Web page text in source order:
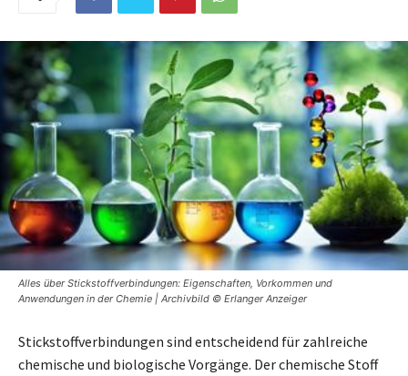
Alles über Stickstoffverbindungen: Eigenschaften, Vorkommen und
Anwendungen in der Chemie | Archivbild © Erlanger Anzeiger
Stickstoffverbindungen sind entscheidend für zahlreiche
chemische und biologische Vorgänge. Der chemische Stoff